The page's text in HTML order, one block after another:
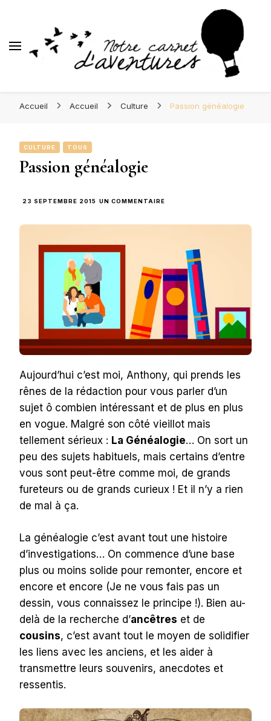
Blog Orléans – Notre Carnet
d'Aventures
Accueil Accueil Culture Passion généalogie
CULTURE TOUS
Passion généalogie
23 SEPTEMBRE 2015 UN COMMENTAIRE
Aujourd’hui c’est moi, Anthony, qui prends les
rênes de la rédaction pour vous parler d’un
sujet ô combien intéressant et de plus en plus
en vogue. Malgré son côté vieillot mais
tellement sérieux : La Généalogie… On sort un
peu des sujets habituels, mais certains d’entre
vous sont peut-être comme moi, de grands
fureteurs ou de grands curieux ! Et il n’y a rien
de mal à ça.
La généalogie c’est avant tout une histoire
d’investigations… On commence d’une base
plus ou moins solide pour remonter, encore et
encore et encore (Je ne vous fais pas un
dessin, vous connaissez le principe !). Bien au-
delà de la recherche d’ancêtres et de
cousins, c’est avant tout le moyen de solidifier
les liens avec les anciens, et les aider à
transmettre leurs souvenirs, anecdotes et
ressentis.